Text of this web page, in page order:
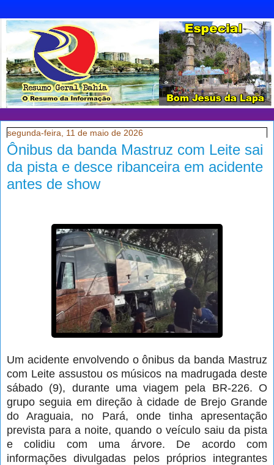
segunda-feira, 11 de maio de 2026
Ônibus da banda Mastruz com Leite sai
da pista e desce ribanceira em acidente
antes de show
Um acidente envolvendo o ônibus da banda Mastruz
com Leite assustou os músicos na madrugada deste
sábado (9), durante uma viagem pela BR-226. O
grupo seguia em direção à cidade de Brejo Grande
do Araguaia, no Pará, onde tinha apresentação
prevista para a noite, quando o veículo saiu da pista
e colidiu com uma árvore. De acordo com
informações divulgadas pelos próprios integrantes